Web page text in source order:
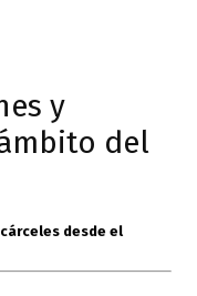
y
del
desde el